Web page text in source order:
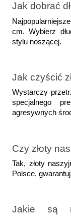
Jak dobrać
cm. Wybierz
stylu noszącej.
Jak czyścić
Wystarczy
specjalnego
agresywnych
Czy złoty
Tak, złoty
Polsce,
Jakie są